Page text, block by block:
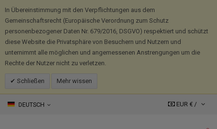
In Übereinstimmung mit den Verpflichtungen aus dem
Gemeinschaftsrecht (Europäische Verordnung zum Schutz
personenbezogener Daten Nr. 679/2016, DSGVO) respektiert und schützt
diese Website die Privatsphäre von Besuchern und Nutzern und
unternimmt alle möglichen und angemessenen Anstrengungen um die
Rechte der Nutzer nicht zu verletzen.
Schließen Mehr wissen
DEUTSCH EUR € /